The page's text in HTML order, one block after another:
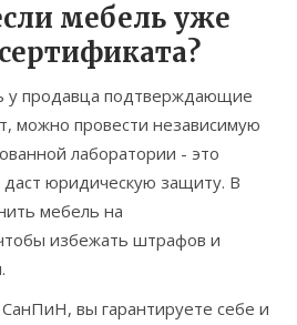
мебель уже
у продавца подтверждающие
можно провести независимую
лаборатории - это
юридическую защиту. В
мебель на
избежать штрафов и
вы гарантируете себе и